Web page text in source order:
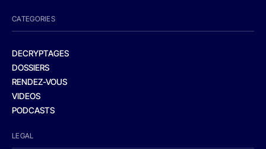
CATEGORIES
DECRYPTAGES
DOSSIERS
RENDEZ-VOUS
VIDEOS
PODCASTS
LEGAL